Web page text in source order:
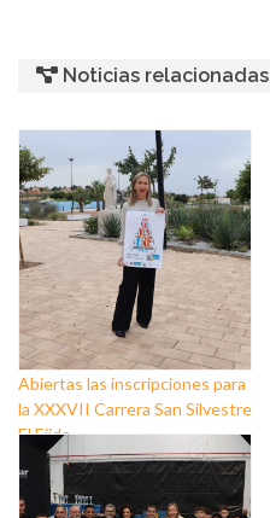
Noticias relacionadas
Abiertas las inscripciones para
la XXXVII Carrera San Silvestre
El Ejido